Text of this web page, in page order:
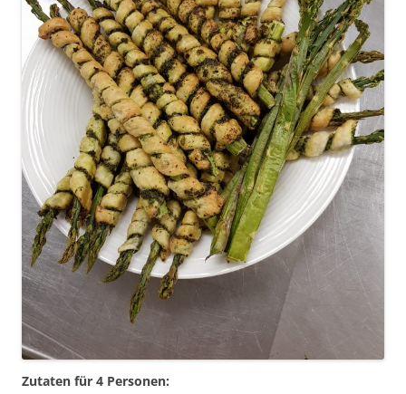
Zutaten für 4 Personen: